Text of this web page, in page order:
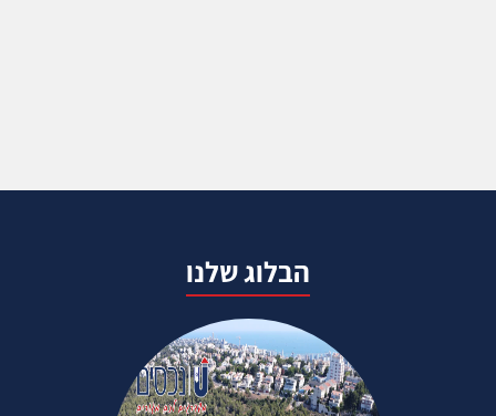
הבלוג שלנו